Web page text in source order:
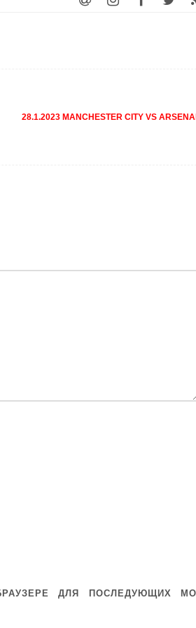
28.1.2023 MANCHESTER CITY VS
ДЛЯ ПОСЛЕДУЮЩИХ